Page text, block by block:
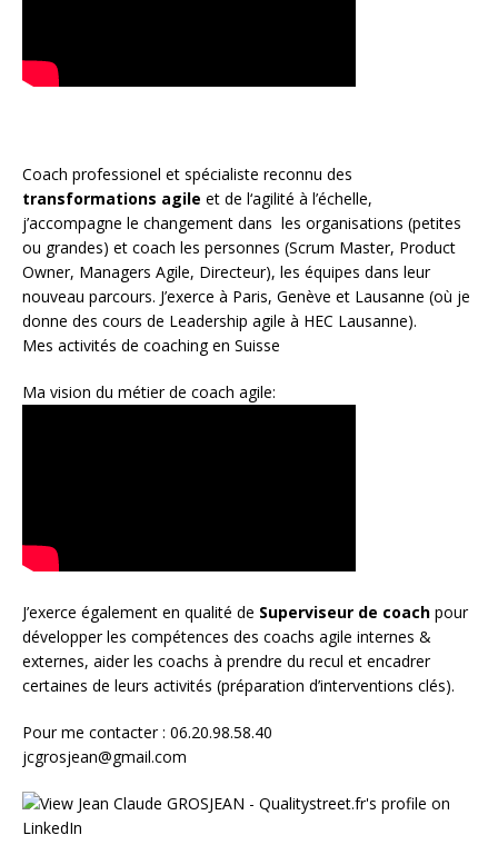
Coach professionel et spécialiste reconnu des
transformations agile et de l‘agilité à l’échelle,
j’accompagne le changement dans les organisations (petites
ou grandes) et coach les personnes (Scrum Master, Product
Owner, Managers Agile, Directeur), les équipes dans leur
nouveau parcours. J’exerce à Paris, Genève et Lausanne (où je
donne des cours de Leadership agile à HEC Lausanne).
Mes activités de coaching en Suisse
Ma vision du métier de coach agile:
J’exerce également en qualité de Superviseur de coach pour
développer les compétences des coachs agile internes &
externes, aider les coachs à prendre du recul et encadrer
certaines de leurs activités (préparation d’interventions clés).
Pour me contacter : 06.20.98.58.40
jcgrosjean@gmail.com